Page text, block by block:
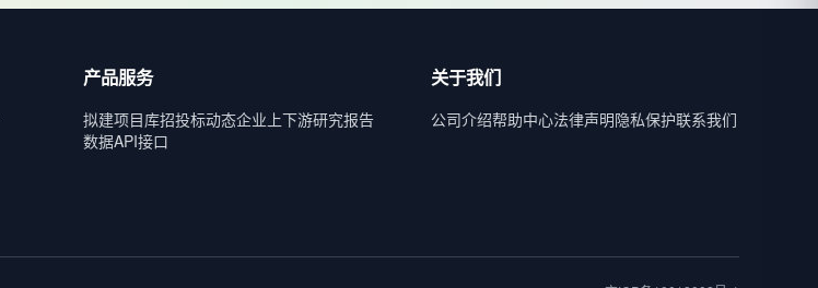
产品服务
拟建项目库招投标动态企业上下游研究报告
数据API接口
关于我们
公司介绍帮助中心法律声明隐私保护联系我们